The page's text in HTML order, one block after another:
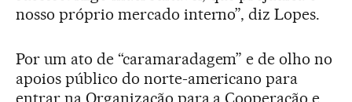
nosso próprio mercado interno”, diz Lopes.
Por um ato de “caramaradagem” e de olho no
apoios público do norte-americano para
entrar na Organização para a Cooperação e